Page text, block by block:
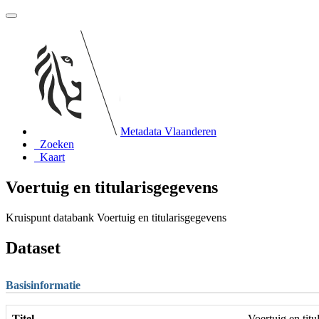
Metadata Vlaanderen
Zoeken
Kaart
Voertuig en titularisgegevens
Kruispunt databank Voertuig en titularisgegevens
Dataset
Basisinformatie